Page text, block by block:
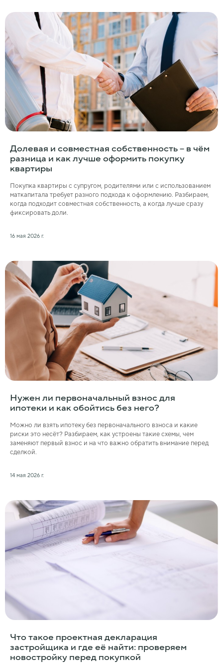
Долевая и совместная собственность – в чём
разница и как лучше оформить покупку
квартиры
Покупка квартиры с супругом, родителями или с использованием
маткапитала требует разного подхода к оформлению. Разбираем,
когда подходит совместная собственность, а когда лучше сразу
фиксировать доли.
16 мая 2026 г.
Нужен ли первоначальный взнос для
ипотеки и как обойтись без него?
Можно ли взять ипотеку без первоначального взноса и какие
риски это несёт? Разбираем, как устроены такие схемы, чем
заменяют первый взнос и на что важно обратить внимание перед
сделкой.
14 мая 2026 г.
Что такое проектная декларация
застройщика и где её найти: проверяем
новостройку перед покупкой